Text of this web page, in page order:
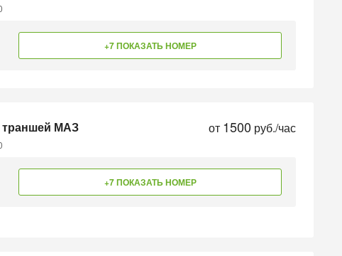
+7 ПОКАЗАТЬ НОМЕР
траншей МАЗ от 1500 руб./час
+7 ПОКАЗАТЬ НОМЕР